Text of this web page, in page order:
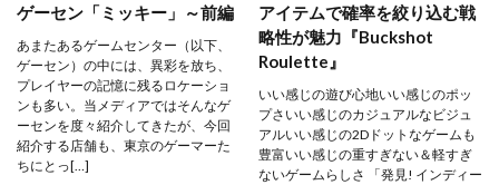
ゲーセン「ミッキー」～前編
あまたあるゲームセンター（以下、
ゲーセン）の中には、異彩を放ち、
プレイヤーの記憶に残るロケーショ
ンも多い。当メディアではそんなゲ
ーセンを度々紹介してきたが、今回
紹介する店舗も、東京のゲーマーた
ちにとっ[…]
アイテムで確率を絞り込む戦
略性が魅力『Buckshot
Roulette』
いい感じの遊び心地いい感じのポッ
プさいい感じのカジュアルなビジュ
アルいい感じの2Dドットなゲームも
豊富いい感じの重すぎない＆軽すぎ
ないゲームらしさ 「発見! インディー